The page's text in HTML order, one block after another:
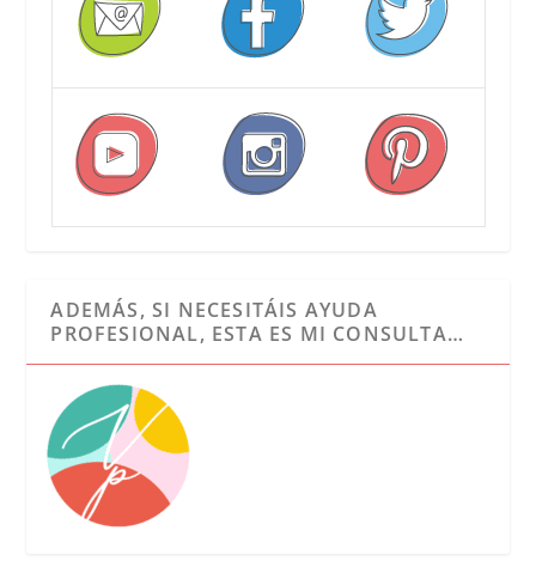
ADEMÁS, SI NECESITÁIS AYUDA
PROFESIONAL, ESTA ES MI CONSULTA…